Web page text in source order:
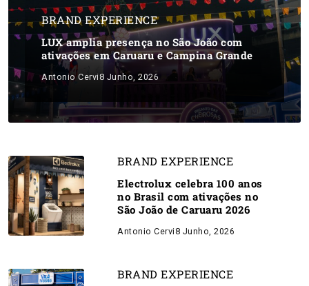
BRAND EXPERIENCE
LUX amplia presença no São João com
ativações em Caruaru e Campina Grande
Antonio Cervi8 Junho, 2026
BRAND EXPERIENCE
Electrolux celebra 100 anos
no Brasil com ativações no
São João de Caruaru 2026
Antonio Cervi8 Junho, 2026
BRAND EXPERIENCE